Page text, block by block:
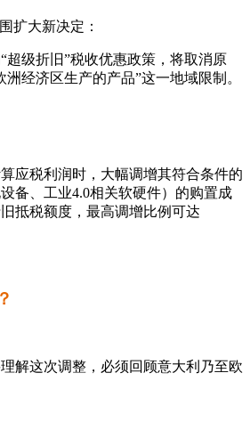
扩大新决定：
超级折旧”税收优惠政策，将取消原
经济区生产的产品”这一地域限制。
应税利润时，大幅调增其符合条件的
备、工业4.0相关软硬件）的购置成
抵税额度，最高调增比例可达
解这次调整，必须回顾意大利乃至欧